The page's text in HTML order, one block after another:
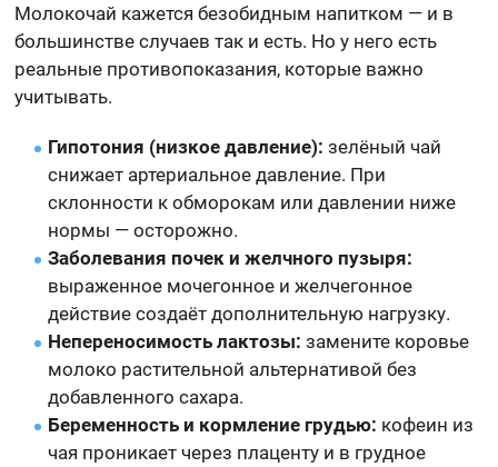
Молокочай кажется безобидным напитком — и в
большинстве случаев так и есть. Но у него есть
реальные противопоказания, которые важно
учитывать.
Гипотония (низкое давление): зелёный чай
снижает артериальное давление. При
склонности к обморокам или давлении ниже
нормы — осторожно.
Заболевания почек и желчного пузыря:
выраженное мочегонное и желчегонное
действие создаёт дополнительную нагрузку.
Непереносимость лактозы: замените коровье
молоко растительной альтернативой без
добавленного сахара.
Беременность и кормление грудью: кофеин из
чая проникает через плаценту и в грудное